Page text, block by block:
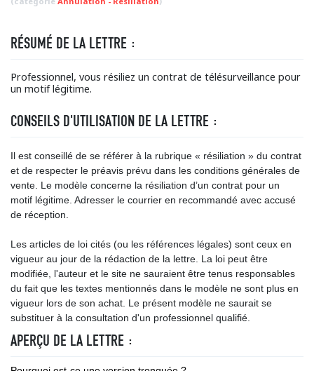
RÉSUMÉ DE LA LETTRE :
Professionnel, vous résiliez un contrat de télésurveillance pour
un motif légitime.
CONSEILS D'UTILISATION DE LA LETTRE :
Il est conseillé de se référer à la rubrique « résiliation » du contrat
et de respecter le préavis prévu dans les conditions générales de
vente. Le modèle concerne la résiliation d’un contrat pour un
motif légitime. Adresser le courrier en recommandé avec accusé
de réception.
Les articles de loi cités (ou les références légales) sont ceux en
vigueur au jour de la rédaction de la lettre. La loi peut être
modifiée, l'auteur et le site ne sauraient être tenus responsables
du fait que les textes mentionnés dans le modèle ne sont plus en
vigueur lors de son achat. Le présent modèle ne saurait se
substituer à la consultation d'un professionnel qualifié.
APERÇU DE LA LETTRE :